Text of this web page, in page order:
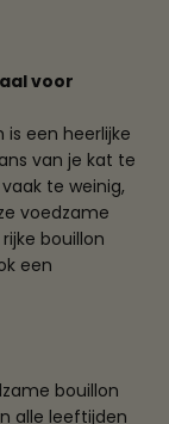
voor
is een heerlijke
van je kat te
te weinig,
voedzame
bouillon
een
bouillon
alle leeftijden